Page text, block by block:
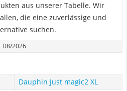
aus unserer Tabelle. Wir
die eine zuverlässige und
suchen.
08/2026
Dauphin Just magic2 XL